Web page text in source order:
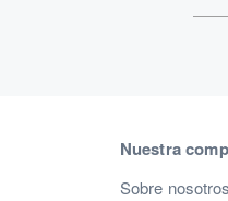
Nuestra
Sobre nosotros